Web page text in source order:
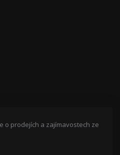
o prodejích a zajímavostech ze